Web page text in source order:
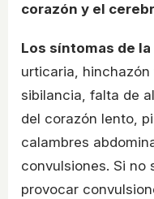
corazón y el
Los síntomas de
urticaria,
sibilancia, falta de
del corazón lento,
calambres
convulsiones. Si no
provocar